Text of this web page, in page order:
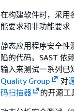
在构建软件时，采用
能要求和非功能要求
静态应用程序安全性
陷的代码。SAST 依
输入来测试一系列已
Quality Group
对
码扫描器
的开源工